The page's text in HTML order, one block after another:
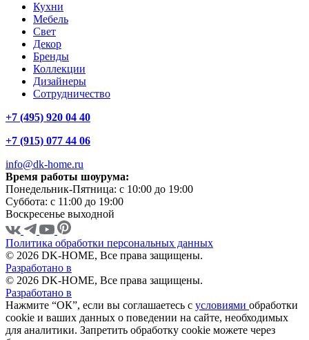
Кухни
Мебель
Свет
Декор
Бренды
Коллекции
Дизайнеры
Сотрудничество
+7 (495) 920 04 40
+7 (915) 077 44 06
info@dk-home.ru
Время работы шоурума:
Понедельник-Пятница: c 10:00 до 19:00
Суббота: c 11:00 до 19:00
Воскресенье выходной
Политика обработки персональных данных
© 2026 DK-HOME, Все права защищены.
Разработано в
© 2026 DK-HOME, Все права защищены.
Разработано в
Нажмите “ОК”, если вы соглашаетесь с условиями обработки
cookie и ваших данных о поведении на сайте, необходимых
для аналитики. Запретить обработку cookie можете через